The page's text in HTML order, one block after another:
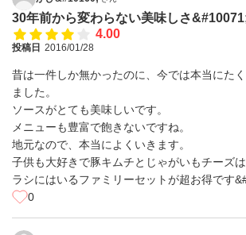
30年前から変わらない美味しさ
4.00
投稿日 2016/01/28
昔は一件しか無かったのに、今では本当にた
ました。
ソースがとても美味しいです。
メニューも豊富で飽きないですね。
地元なので、本当によくいきます。
子供も大好きで豚キムチとじゃがいもチーズ
ラシにはいるファミリーセットが超お得です
0